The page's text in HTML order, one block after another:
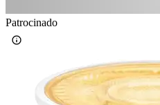
Patrocinado